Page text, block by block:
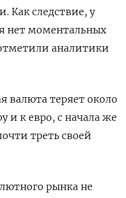
Как следствие, у
нет моментальных
аналитики
валюта теряет около
и к евро, с начала же
треть своей
рынка не